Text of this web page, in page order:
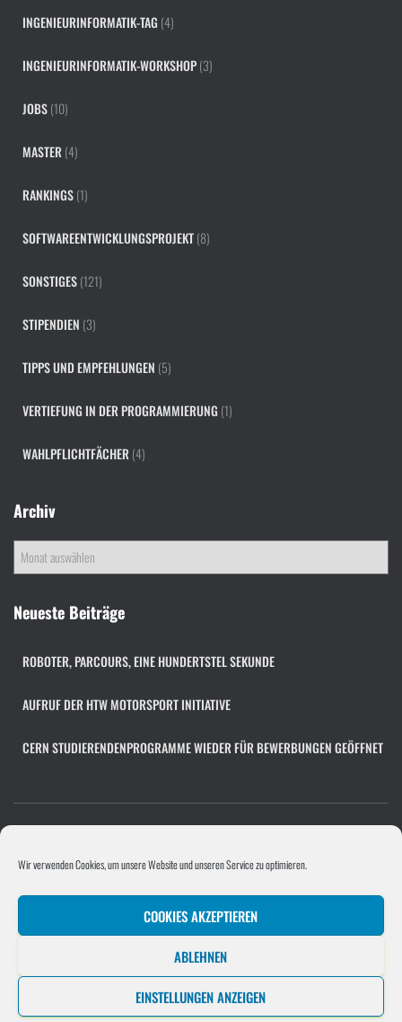
Wir verwenden Cookies, um unsere Website und unseren Service zu optimieren.
COOKIES AKZEPTIEREN
ABLEHNEN
EINSTELLUNGEN ANZEIGEN
INGENIEURINFORMATIK-TAG (4)
INGENIEURINFORMATIK-WORKSHOP(3)
JOBS(10)
MASTER (4)
RANKINGS(1)
SOFTWAREENTWICKLUNGSPROJEKT(8)
SONSTIGES(121)
STIPENDIEN (3)
TIPPS UND EMPFEHLUNGEN (5)
VERTIEFUNG IN DER PROGRAMMIERUNG (1)
WAHLPFLICHTFÄCHER (4)
Archiv
h
Neueste Beiträge
ROBOTER, PARCOURS, EINE HUNDERTSTEL SEKUNDE
AUFRUF DER HTW MOTORSPORT INITIATIVE
CERN STUDIERENDENPROGRAMME WIEDER FÜR BEWERBUNGEN GEÖFFNET
UNTERNEHMEN
Hestia | Entwickelt vonThemeIsle